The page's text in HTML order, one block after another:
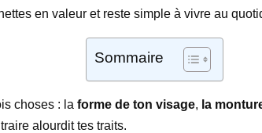
en valeur et reste simple à vivre au
Sommaire
choses : la forme de ton visage, la
alourdit tes traits.